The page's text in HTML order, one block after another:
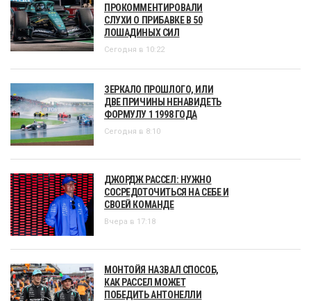
ПРОКОММЕНТИРОВАЛИ
СЛУХИ О ПРИБАВКЕ В 50
ЛОШАДИНЫХ СИЛ
Сегодня в 10:22
ЗЕРКАЛО ПРОШЛОГО, ИЛИ
ДВЕ ПРИЧИНЫ НЕНАВИДЕТЬ
ФОРМУЛУ 1 1998 ГОДА
Сегодня в 8:10
ДЖОРДЖ РАССЕЛ: НУЖНО
СОСРЕДОТОЧИТЬСЯ НА СЕБЕ И
СВОЕЙ КОМАНДЕ
Вчера в 17:18
МОНТОЙЯ НАЗВАЛ СПОСОБ,
КАК РАССЕЛ МОЖЕТ
ПОБЕДИТЬ АНТОНЕЛЛИ